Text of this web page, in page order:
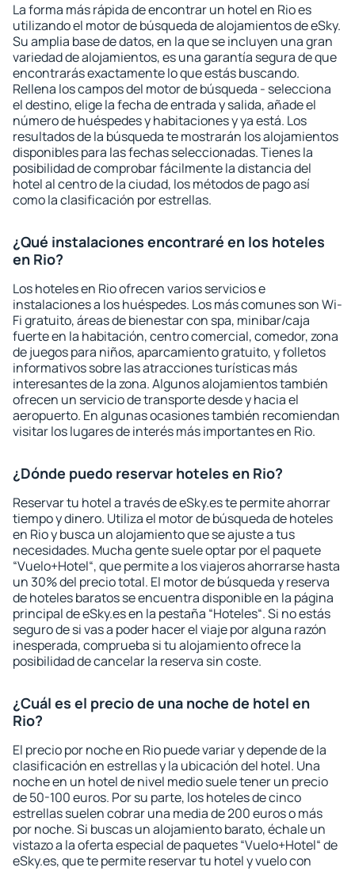
La forma más rápida de encontrar un hotel en Rio es
utilizando el motor de búsqueda de alojamientos de eSky.
Su amplia base de datos, en la que se incluyen una gran
variedad de alojamientos, es una garantía segura de que
encontrarás exactamente lo que estás buscando.
Rellena los campos del motor de búsqueda - selecciona
el destino, elige la fecha de entrada y salida, añade el
número de huéspedes y habitaciones y ya está. Los
resultados de la búsqueda te mostrarán los alojamientos
disponibles para las fechas seleccionadas. Tienes la
posibilidad de comprobar fácilmente la distancia del
hotel al centro de la ciudad, los métodos de pago así
como la clasificación por estrellas.
¿Qué instalaciones encontraré en los hoteles
en Rio?
Los hoteles en Rio ofrecen varios servicios e
instalaciones a los huéspedes. Los más comunes son Wi-
Fi gratuito, áreas de bienestar con spa, minibar/caja
fuerte en la habitación, centro comercial, comedor, zona
de juegos para niños, aparcamiento gratuito, y folletos
informativos sobre las atracciones turísticas más
interesantes de la zona. Algunos alojamientos también
ofrecen un servicio de transporte desde y hacia el
aeropuerto. En algunas ocasiones también recomiendan
visitar los lugares de interés más importantes en Rio.
¿Dónde puedo reservar hoteles en Rio?
Reservar tu hotel a través de eSky.es te permite ahorrar
tiempo y dinero. Utiliza el motor de búsqueda de hoteles
en Rio y busca un alojamiento que se ajuste a tus
necesidades. Mucha gente suele optar por el paquete
“Vuelo+Hotel“, que permite a los viajeros ahorrarse hasta
un 30% del precio total. El motor de búsqueda y reserva
de hoteles baratos se encuentra disponible en la página
principal de eSky.es en la pestaña “Hoteles“. Si no estás
seguro de si vas a poder hacer el viaje por alguna razón
inesperada, comprueba si tu alojamiento ofrece la
posibilidad de cancelar la reserva sin coste.
¿Cuál es el precio de una noche de hotel en
Rio?
El precio por noche en Rio puede variar y depende de la
clasificación en estrellas y la ubicación del hotel. Una
noche en un hotel de nivel medio suele tener un precio
de 50-100 euros. Por su parte, los hoteles de cinco
estrellas suelen cobrar una media de 200 euros o más
por noche. Si buscas un alojamiento barato, échale un
vistazo a la oferta especial de paquetes “Vuelo+Hotel“ de
eSky.es, que te permite reservar tu hotel y vuelo con